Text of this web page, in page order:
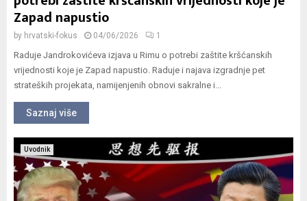
Zapad napustio
by hrvatski-fokus 04/06/2026 1
Raduje Jandrokovićeva izjava u Rimu o potrebi zaštite kršćanskih
vrijednosti koje je Zapad napustio. Raduje i najava izgradnje pet
strateških projekata, namijenjenih obnovi sakralne i...
Saznaj više
Uvodnik